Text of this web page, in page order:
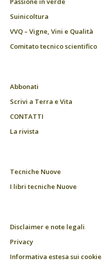
Suinicoltura
VVQ – Vigne, Vini e Qualità
Comitato tecnico scientifico
Abbonati
Scrivi a Terra e Vita
CONTATTI
La rivista
Tecniche Nuove
I libri tecniche Nuove
Disclaimer e note legali
Privacy
Informativa estesa sui cookie